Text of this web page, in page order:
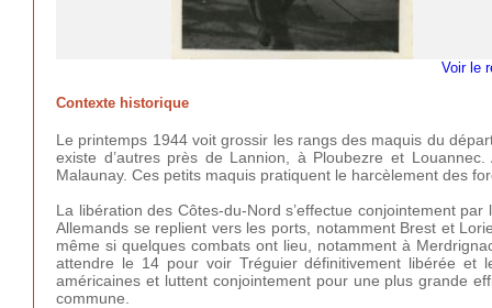
Voir le
Contexte historique
Le printemps 1944 voit grossir les rangs des maquis du
existe d’autres près de Lannion, à Ploubezre et
Malaunay. Ces petits maquis pratiquent le harcèlement des
La libération des Côtes-du-Nord s’effectue conjointement
Allemands se replient vers les ports, notamment Brest et
même si quelques combats ont lieu, notamment à
attendre le 14 pour voir Tréguier définitivement libérée et
américaines et luttent conjointement pour une plus grande
commune.